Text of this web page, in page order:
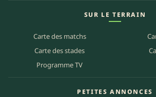
SUR LE TERRAIN
Carte des matchs
Carte des stades
Programme TV
PETITES ANNONCES